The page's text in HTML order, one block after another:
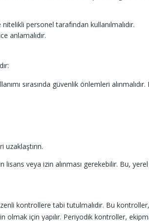
personel tarafından kullanılmalıdır.
anlamalıdır.
sırasında güvenlik önlemleri alınmalıdır.
uzaklaştırın.
lisans veya izin alınması gerekebilir. Bu, yerel
kontrollere tabi tutulmalıdır. Bu kontroller,
olmak için yapılır. Periyodik kontroller,